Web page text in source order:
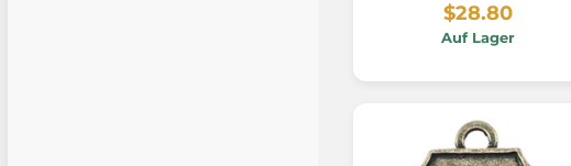
$28.80
Auf Lager